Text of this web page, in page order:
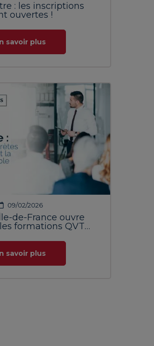
: les inscriptions
ouvertes !
savoir plus
09/02/2026
de-France ouvre
formations QVT
savoir plus